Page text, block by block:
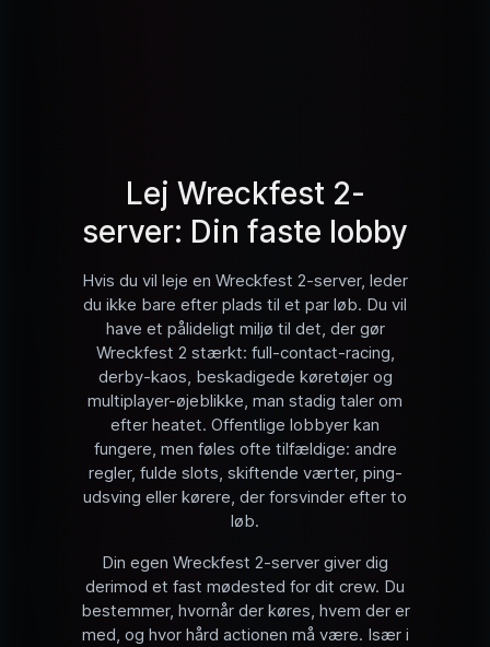
Lej Wreckfest 2-
server: Din faste lobby
Hvis du vil leje en Wreckfest 2-server, leder
du ikke bare efter plads til et par løb. Du vil
have et pålideligt miljø til det, der gør
Wreckfest 2 stærkt: full-contact-racing,
derby-kaos, beskadigede køretøjer og
multiplayer-øjeblikke, man stadig taler om
efter heatet. Offentlige lobbyer kan
fungere, men føles ofte tilfældige: andre
regler, fulde slots, skiftende værter, ping-
udsving eller kørere, der forsvinder efter to
løb.
Din egen Wreckfest 2-server giver dig
derimod et fast mødested for dit crew. Du
bestemmer, hvornår der køres, hvem der er
med, og hvor hård actionen må være. Især i